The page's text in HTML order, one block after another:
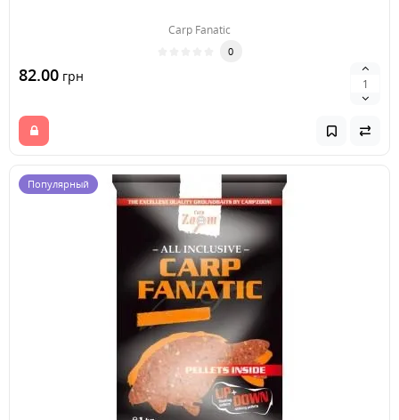
Carp Fanatic
0
82.00 грн
Популярный